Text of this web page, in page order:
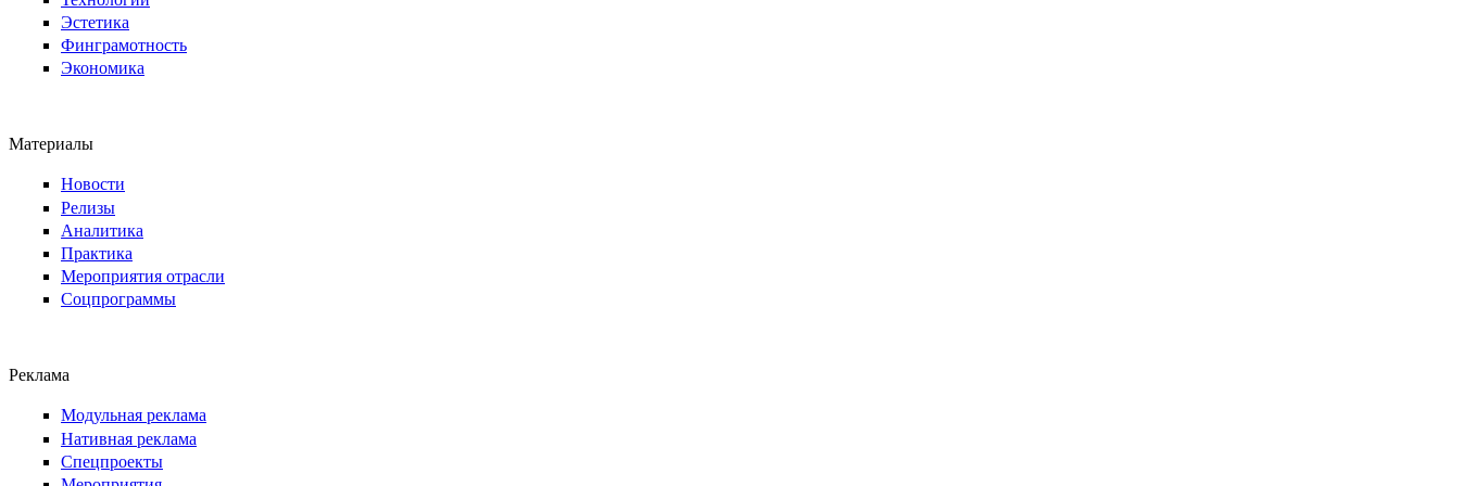
Эстетика
Финграмотность
Экономика
Материалы
Новости
Релизы
Аналитика
Практика
Мероприятия отрасли
Соцпрограммы
Реклама
Модульная реклама
Нативная реклама
Спецпроекты